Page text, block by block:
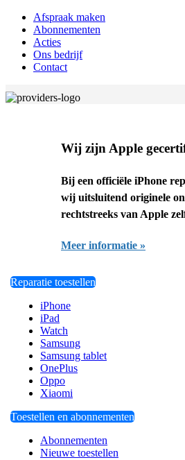
Afspraak maken
Abonnementen
Acties
Ons bedrijf
Contact
Wij zijn Apple
Bij een officiële iPhone
wij uitsluitend originele
rechtstreeks van Apple
Meer informatie »
Reparatie toestellen
iPhone
iPad
Watch
Samsung
Samsung tablet
OnePlus
Oppo
Xiaomi
Toestellen en abonnementen
Abonnementen
Nieuwe toestellen